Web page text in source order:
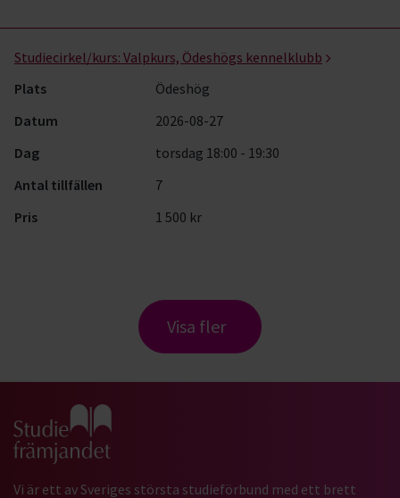
Studiecirkel/kurs: Valpkurs, Ödeshögs kennelklubb
Plats
Ödeshög
Datum
2026-08-27
Dag
torsdag 18:00 - 19:30
Antal tillfällen
7
Pris
1 500 kr
Visa fler
Gå till studiefrämjandets startsida
Vi är ett av Sveriges största studieförbund med ett brett